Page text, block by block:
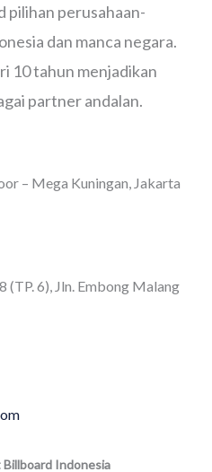
pilihan perusahaan-
dan manca negara.
10 tahun menjadikan
partner andalan.
– Mega Kuningan, Jakarta
(TP. 6), Jln. Embong Malang
Indonesia